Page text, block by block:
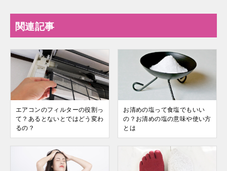
関連記事
エアコンのフィルターの役割っ
て？あるとないとではどう変わ
るの？
お清めの塩って食塩でもいい
の？お清めの塩の意味や使い方
とは